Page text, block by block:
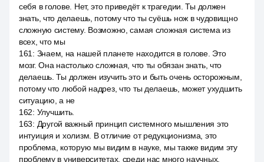
себя в голове. Нет, это приведёт к трагедии. Ты должен
знать, что делаешь, потому что ты суёшь нож в чудовищно
сложную систему. Возможно, самая сложная система из
всех, что мы
161 : Знаем, на нашей планете находится в голове. Это
мозг. Она настолько сложная, что ты обязан знать, что
делаешь. Ты должен изучить это и быть очень осторожным,
потому что любой надрез, что ты делаешь, может ухудшить
ситуацию, а не
162: Улучшить.
163: Другой важный принцип системного мышления это
интуиция и холизм. В отличие от редукционизма, это
проблема, которую мы видим в науке, мы также видим эту
проблему в университетах, среди нас много научных,